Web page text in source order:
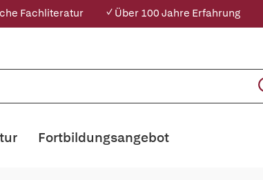
Fachliteratur ✓ Über 100 Jahre Erfahrung
Fortbildungsangebot